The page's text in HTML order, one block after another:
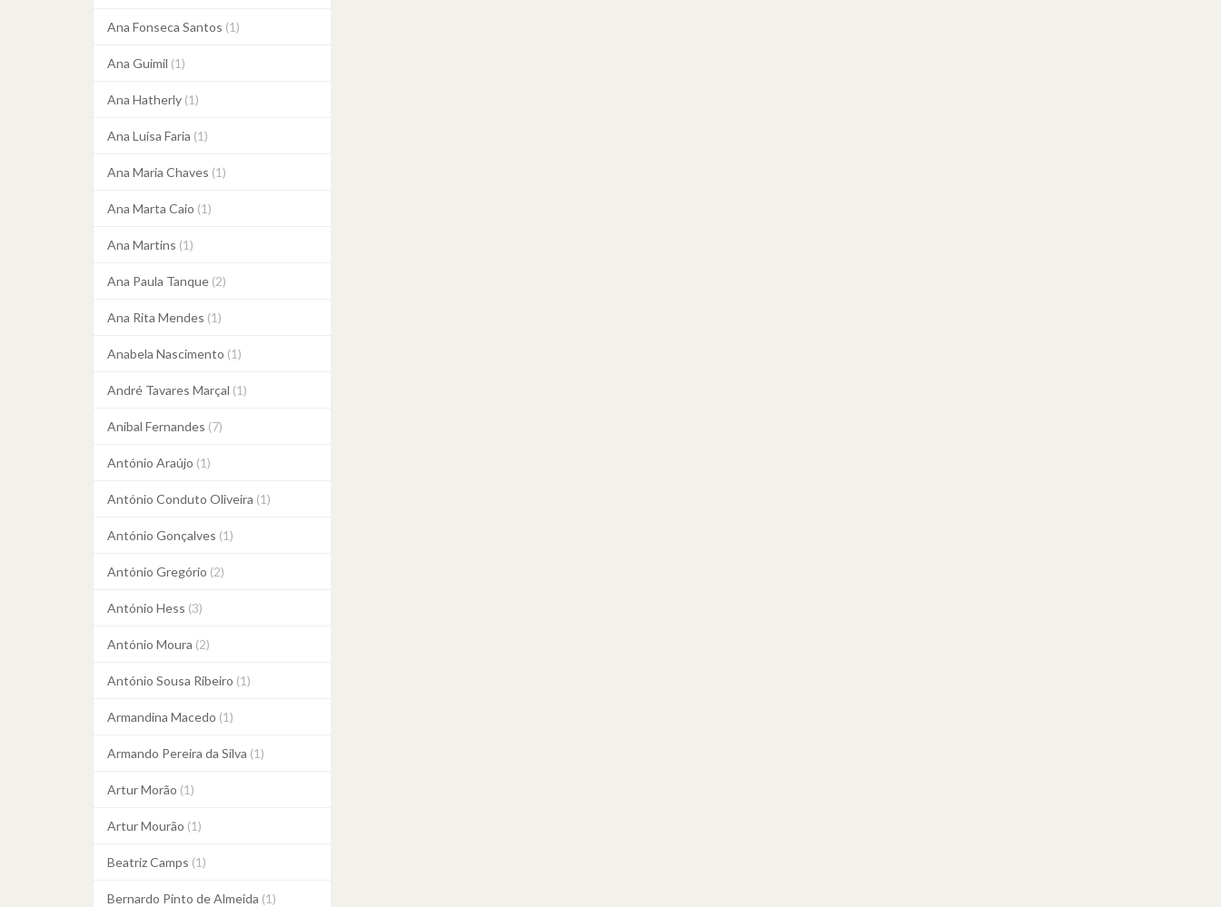
Ana Fonseca Santos (1)
Ana Guimil (1)
Ana Hatherly (1)
Ana Luísa Faria (1)
Ana Maria Chaves (1)
Ana Marta Caio (1)
Ana Martins (1)
Ana Paula Tanque (2)
Ana Rita Mendes (1)
Anabela Nascimento (1)
André Tavares Marçal (1)
Aníbal Fernandes (7)
António Araújo (1)
António Conduto Oliveira (1)
António Gonçalves (1)
António Gregório (2)
António Hess (3)
António Moura (2)
António Sousa Ribeiro (1)
Armandina Macedo (1)
Armando Pereira da Silva (1)
Artur Morão (1)
Artur Mourão (1)
Beatriz Camps (1)
Bernardo Pinto de Almeida (1)